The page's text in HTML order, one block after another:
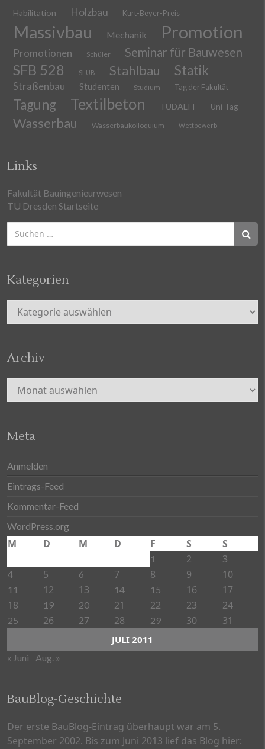
Habilitation Holzbau Kurt-Beyer-Preis
Massivbau Mechanik Promotion
Promotionen Schüler Seminar für Bauwesen
SFB 528 SLUB Stahlbau Statik
Straßenbau Studenten Studium Tag der Fakultät
Tagung Textilbeton TUDALIT Uni-Tag
Wasserbau Wasserbaukolloquium Wettbewerb
Links
Fakultät Bauingenieurwesen
TU Dresden Startseite
Suchen
nach:
Kategorien
Kategorien
Archiv
Archiv
Meta
Anmelden
Eintrags-Feed
Kommentar-Feed
WordPress.org
JULI 2011
M D M D F S S
1 2
3
4
5 6 7 8 9 10
11 12 13 14 15 16
17
18
19 20 21 22 23 24
25 26 27 28 29 30 31
« Juni Aug. »
BauBlog-Geschichte
Der erste BauBlog-Eintrag überhaupt war am 5.
September 2002. Bis zum Juni 2013 lief das Blog hier: